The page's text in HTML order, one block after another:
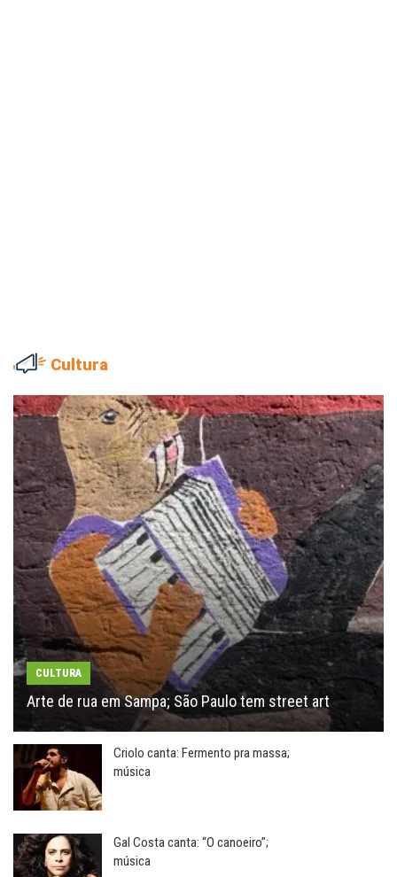
Cultura
CULTURA
Arte de rua em Sampa; São Paulo tem street art
Criolo canta: Fermento pra massa;
música
Gal Costa canta: “O canoeiro”;
música